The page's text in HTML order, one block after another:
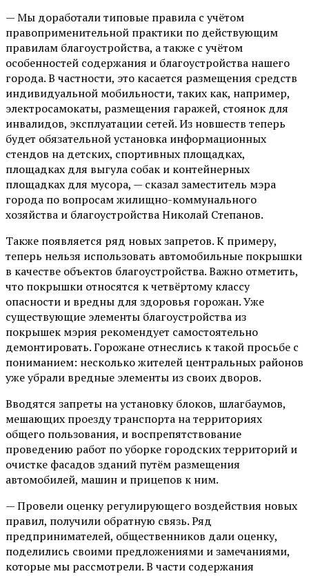
— Мы доработали типовые правила с учётом
правоприменительной практики по действующим
правилам благоустройства, а также с учётом
особенностей содержания и благоустройства нашего
города. В частности, это касается размещения средств
индивидуальной мобильности, таких как, например,
электросамокаты, размещения гаражей, стоянок для
инвалидов, эксплуатации сетей. Из новшеств теперь
будет обязательной установка информационных
стендов на детских, спортивных площадках,
площадках для выгула собак и контейнерных
площадках для мусора, — сказал заместитель мэра
города по вопросам жилищно-коммунального
хозяйства и благоустройства Николай Степанов.
Также появляется ряд новых запретов. К примеру,
теперь нельзя использовать автомобильные покрышки
в качестве объектов благоустройства. Важно отметить,
что покрышки относятся к четвёртому классу
опасности и вредны для здоровья горожан. Уже
существующие элементы благоустройства из
покрышек мэрия рекомендует самостоятельно
демонтировать. Горожане отнеслись к такой просьбе с
пониманием: несколько жителей центральных районов
уже убрали вредные элементы из своих дворов.
Вводятся запреты на установку блоков, шлагбаумов,
мешающих проезду транспорта на территориях
общего пользования, и воспрепятствование
проведению работ по уборке городских территорий и
очистке фасадов зданий путём размещения
автомобилей, машин и прицепов к ним.
— Провели оценку регулирующего воздействия новых
правил, получили обратную связь. Ряд
предпринимателей, общественников дали оценку,
поделились своими предложениями и замечаниями,
которые мы рассмотрели. В части содержания